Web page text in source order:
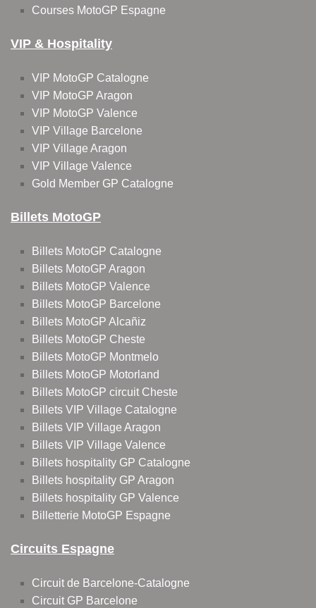
Courses MotoGP Espagne
VIP & Hospitality
VIP MotoGP Catalogne
VIP MotoGP Aragon
VIP MotoGP Valence
VIP Village Barcelone
VIP Village Aragon
VIP Village Valence
Gold Member GP Catalogne
Billets MotoGP
Billets MotoGP Catalogne
Billets MotoGP Aragon
Billets MotoGP Valence
Billets MotoGP Barcelone
Billets MotoGP Alcañiz
Billets MotoGP Cheste
Billets MotoGP Montmelo
Billets MotoGP Motorland
Billets MotoGP circuit Cheste
Billets VIP Village Catalogne
Billets VIP Village Aragon
Billets VIP Village Valence
Billets hospitality GP Catalogne
Billets hospitality GP Aragon
Billets hospitality GP Valence
Billetterie MotoGP Espagne
Circuits Espagne
Circuit de Barcelone-Catalogne
Circuit GP Barcelone